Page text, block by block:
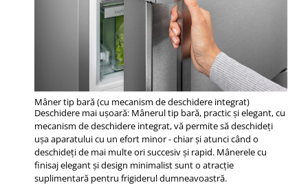
Mâner tip bară (cu mecanism de deschidere integrat)
Deschidere mai uşoară: Mânerul tip bară, practic şi elegant, cu
mecanism de deschidere integrat, vă permite să deschideţi
uşa aparatului cu un efort minor - chiar şi atunci când o
deschideţi de mai multe ori succesiv şi rapid. Mânerele cu
finisaj elegant şi design minimalist sunt o atracţie
suplimentară pentru frigiderul dumneavoastră.